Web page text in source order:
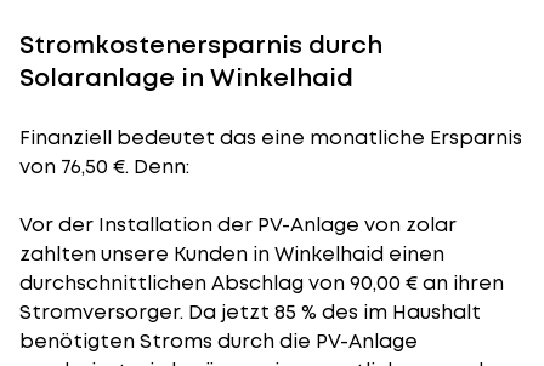
Stromkostenersparnis durch
Solaranlage in Winkelhaid
Finanziell bedeutet das eine monatliche Ersparnis
von 76,50 €. Denn:
Vor der Installation der PV-Anlage von zolar
zahlten unsere Kunden in Winkelhaid einen
durchschnittlichen Abschlag von 90,00 € an ihren
Stromversorger. Da jetzt 85 % des im Haushalt
benötigten Stroms durch die PV-Anlage